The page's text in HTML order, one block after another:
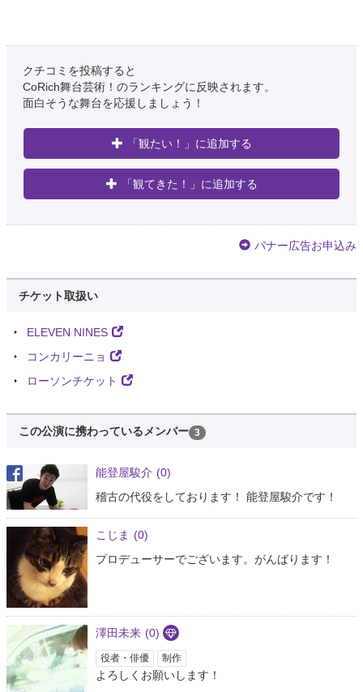
クチコミを投稿すると
CoRich舞台芸術！のランキングに反映されます。
面白そうな舞台を応援しましょう！
「観たい！」に追加する
「観てきた！」に追加する
バナー広告お申込み
チケット取扱い
ELEVEN NINES
コンカリーニョ
ローソンチケット
この公演に携わっているメンバー 3
能登屋駿介 (0)
稽古の代役をしております！ 能登屋駿介です！
こじま (0)
プロデューサーでございます。がんばります！
澤田未来 (0)
役者・俳優 制作
よろしくお願いします！